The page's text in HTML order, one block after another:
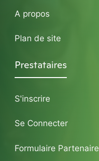
A propos
Plan de site
Prestataires
S'inscrire
Se Connecter
Formulaire Partenaire